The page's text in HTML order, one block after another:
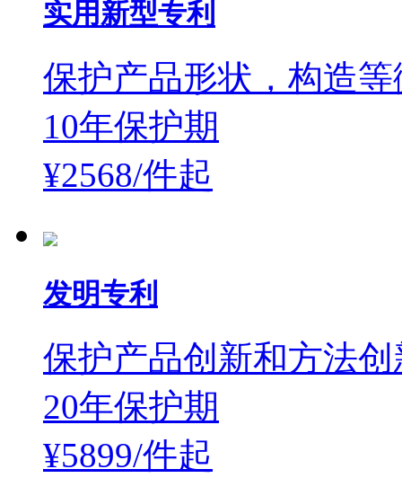
实用新型专利
保护产品形状，构造
10年保护期
¥2568/件起
发明专利
保护产品创新和方法创
20年保护期
¥5899/件起